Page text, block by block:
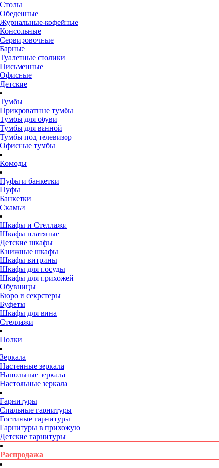
Столы
Обеденные
Журнальные-кофейные
Консольные
Сервировочные
Барные
Туалетные столики
Письменные
Офисные
Детские
Тумбы
Прикроватные тумбы
Тумбы для обуви
Тумбы для ванной
Тумбы под телевизор
Офисные тумбы
Комоды
Пуфы и банкетки
Пуфы
Банкетки
Скамьи
Шкафы и Стеллажи
Шкафы платяные
Детские шкафы
Книжные шкафы
Шкафы витрины
Шкафы для посуды
Шкафы для прихожей
Обувницы
Бюро и секретеры
Буфеты
Шкафы для вина
Стеллажи
Полки
Зеркала
Настенные зеркала
Напольные зеркала
Настольные зеркала
Гарнитуры
Спальные гарнитуры
Гостиные гарнитуры
Гарнитуры в прихожую
Детские гарнитуры
Распродажа